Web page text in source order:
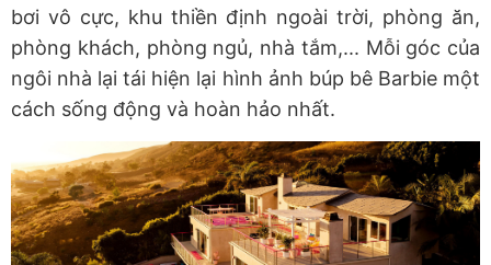
bơi vô cực, khu thiền định ngoài trời, phòng ăn,
phòng khách, phòng ngủ, nhà tắm,... Mỗi góc của
ngôi nhà lại tái hiện lại hình ảnh búp bê Barbie một
cách sống động và hoàn hảo nhất.